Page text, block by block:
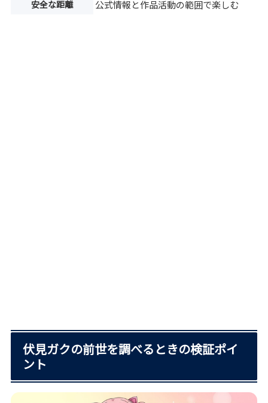
安全な距離 公式情報と作品活動の範囲で楽しむ
伏見ガクの前世を調べるときの検証ポイ
ント